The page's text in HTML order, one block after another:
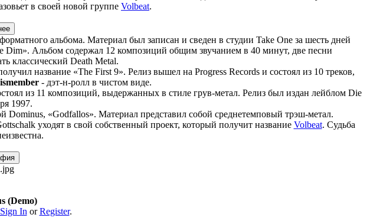
в своей новой группе Volbeat.
альбома. Материал был записан и сведен в студии Take One за шесть дней
Dim». Альбом содержал 12 композиций общим звучанием в 40 минут, две песни
классический Death Metal.
название «The First 9». Релиз вышел на Progress Records и состоял из 10 треков,
- дэт-н-ролл в чистом виде.
из 11 композиций, выдержанных в стиле грув-метал. Релиз был издан лейблом Die
1997.
Dominus, «Godfallos». Материал представил собой среднетемповый трэш-метал.
уходят в свой собственный проект, который получит название Volbeat. Судьба
(Demo)
Sign In orRegister.